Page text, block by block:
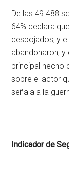
De las 49.488
64% declara
despojados; y
abandonaron, y
principal hecho
sobre el actor
señala a la
Indicador de